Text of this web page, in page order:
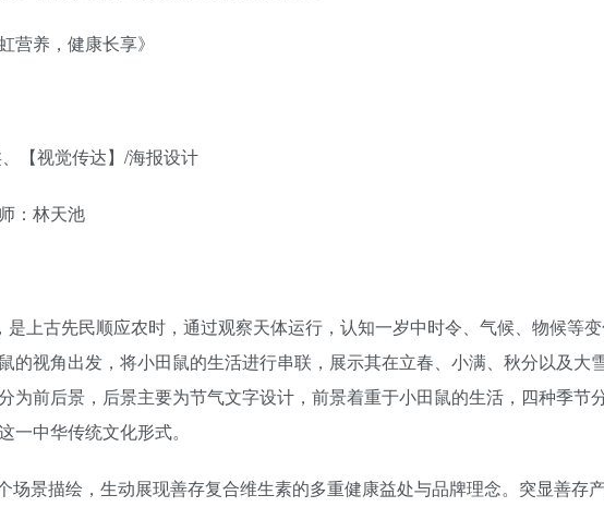
营养，健康长享》
【视觉传达】/海报设计
：林天池
是上古先民顺应农时，通过观察天体运行，认知一岁中时令、气候、物候等
的视角出发，将小田鼠的生活进行串联，展示其在立春、小满、秋分以及
为前后景，后景主要为节气文字设计，前景着重于小田鼠的生活，四种季
中华传统文化形式。
场景描绘，生动展现善存复合维生素的多重健康益处与品牌理念。突显善